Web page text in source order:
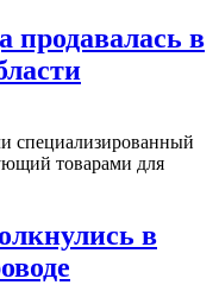
продавалась в
специализированный
товарами для
в